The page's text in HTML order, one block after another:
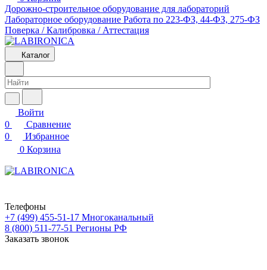
Дорожно-строительное оборудование для лабораторий
Лабораторное оборудование Работа по 223-ФЗ, 44-ФЗ, 275-ФЗ
Поверка / Калибровка / Аттестация
Каталог
Войти
0
Сравнение
0
Избранное
0 Корзина
Телефоны
+7 (499) 455-51-17 Многоканальный
8 (800) 511-77-51 Регионы РФ
Заказать звонок